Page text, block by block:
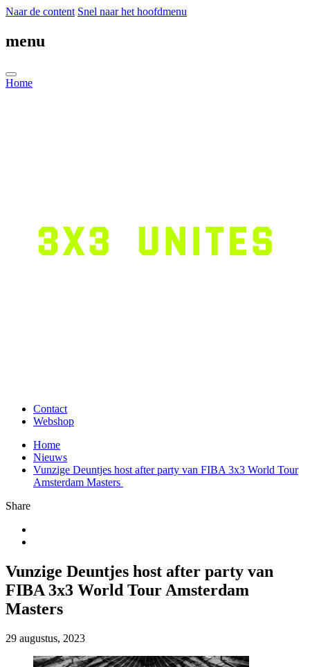
Naar de content Snel naar het hoofdmenu
menu
Home
Contact
Webshop
Home
Nieuws
Vunzige Deuntjes host after party van FIBA 3x3 World Tour
Amsterdam Masters
Share
Vunzige Deuntjes host after party van
FIBA 3x3 World Tour Amsterdam
Masters
29 augustus, 2023